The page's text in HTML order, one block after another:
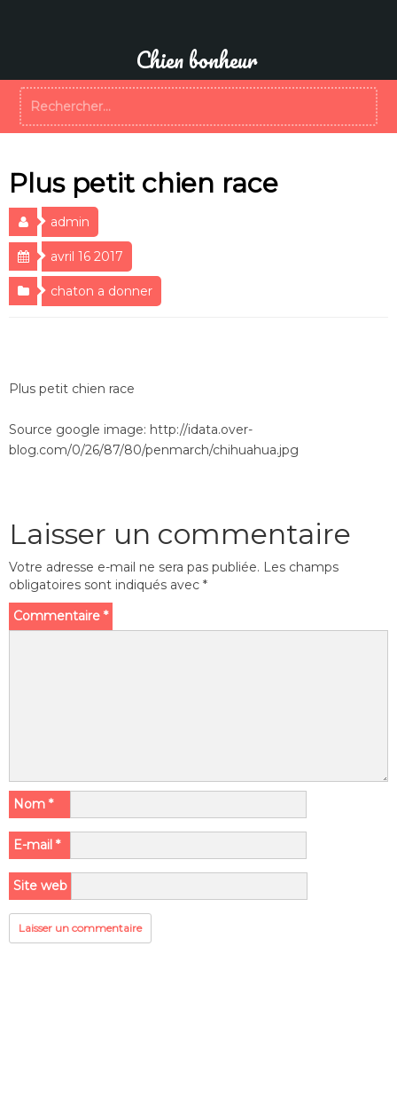
Chien bonheur
Plus petit chien race
admin
avril 16 2017
chaton a donner
Plus petit chien race
Source google image: http://idata.over-
blog.com/0/26/87/80/penmarch/chihuahua.jpg
Laisser un commentaire
Votre adresse e-mail ne sera pas publiée. Les champs
obligatoires sont indiqués avec *
Commentaire *
Nom *
E-mail *
Site web
Rechercher :